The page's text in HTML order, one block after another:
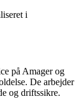
i
på Amager og
De arbejder
og driftssikre.